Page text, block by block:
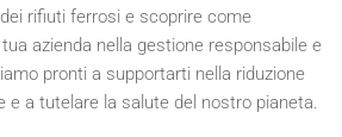
rifiuti ferrosi e scoprire come
azienda nella gestione responsabile e
pronti a supportarti nella riduzione
e a tutelare la salute del nostro pianeta.